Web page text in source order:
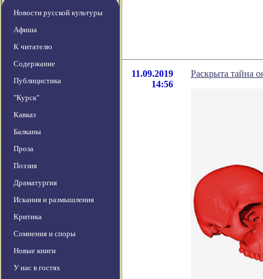
Новости русской культуры
Афиша
К читателю
Содержание
Публицистика
"Курск"
Кавказ
Балканы
Проза
Поэзия
Драматургия
Искания и размышления
Критика
Сомнения и споры
Новые книги
У нас в гостях
11.09.2019
14:56
Раскрыта тайна